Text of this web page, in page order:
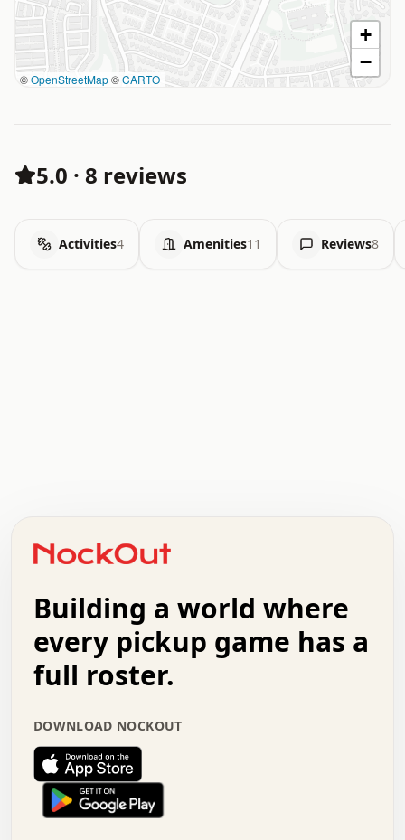
©OpenStreetMap©CARTO
+
−
5.0 · 8 reviews
Activities4 Amenities11 Reviews8
+   .   .   .   .   .   .   .   .   .   +   .   .
.   .   .   .   .   .   .   .   .   .   .   :   .
.   .   .   .   +   .   .   .   .   .   .   .   +
.   :   .   .   .   .   .   .   .   .   o   .   .
.   .   x   .   .   .   .   .   .   :   .   .   o
.   .   .   .   :   .   .   .   .   o   .   .   .
.   .   .   .   .   .   .   :   .   .   .   .   .
.   .   .   .   .   .   .   +   .   .   x   .   .
.   .   .   .   .   :   +   .   .   .   .   .   o
.   .   .   .   .   .   .   .   .   .   .   .   .
.   .   :   o   .   .   .   .   .   .   .   +   .
.   o   .   .   .   .   x   .   .   .   .   .   .
Building a world where
every pickup game has a
full roster.
DOWNLOAD NOCKOUT